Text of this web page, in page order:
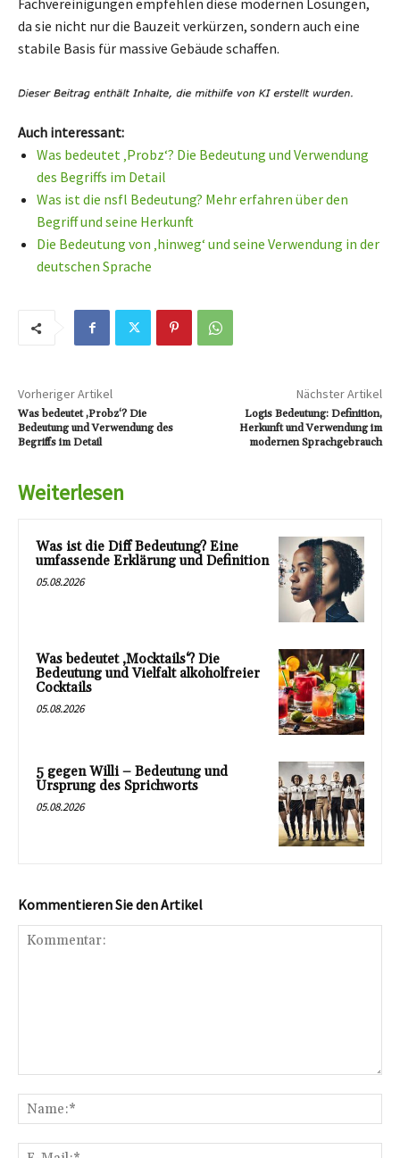
da sie nicht nur die Bauzeit verkürzen, sondern auch eine
stabile Basis für massive Gebäude schaffen.
Auch interessant:
Was bedeutet ‚Probz‘? Die Bedeutung und Verwendung
des Begriffs im Detail
Was ist die nsfl Bedeutung? Mehr erfahren über den
Begriff und seine Herkunft
Die Bedeutung von ‚hinweg‘ und seine Verwendung in der
deutschen Sprache
Vorheriger Artikel
Was bedeutet ‚Probz‘? Die
Bedeutung und Verwendung des
Begriffs im Detail
Nächster Artikel
Logis Bedeutung: Definition,
Herkunft und Verwendung im
modernen Sprachgebrauch
Weiterlesen
Was ist die Diff Bedeutung? Eine
umfassende Erklärung und Definition
05.08.2026
Was bedeutet ‚Mocktails‘? Die
Bedeutung und Vielfalt alkoholfreier
Cocktails
05.08.2026
5 gegen Willi – Bedeutung und
Ursprung des Sprichworts
05.08.2026
Kommentieren Sie den Artikel